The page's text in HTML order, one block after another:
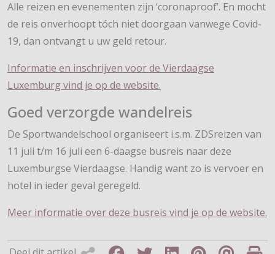
Alle reizen en evenementen zijn ‘coronaproof’. En mocht
de reis onverhoopt tóch niet doorgaan vanwege Covid-
19, dan ontvangt u uw geld retour.
Informatie en inschrijven voor de Vierdaagse
Luxemburg vind je op de website.
Goed verzorgde wandelreis
De Sportwandelschool organiseert i.s.m. ZDSreizen van
11 juli t/m 16 juli een 6-daagse busreis naar deze
Luxemburgse Vierdaagse. Handig want zo is vervoer en
hotel in ieder geval geregeld.
Meer informatie over deze busreis vind je op de website.